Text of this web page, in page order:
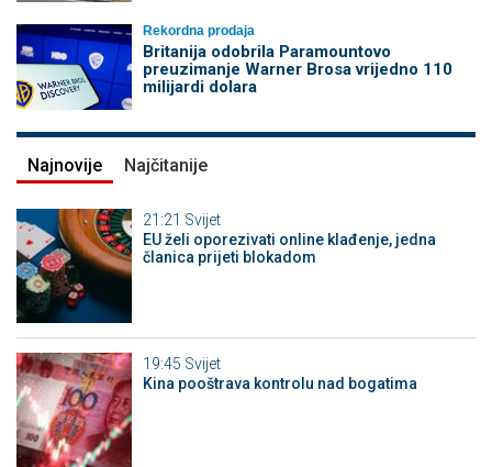
Rekordna prodaja
Britanija odobrila Paramountovo
preuzimanje Warner Brosa vrijedno 110
milijardi dolara
Najnovije Najčitanije
21:21 Svijet
EU želi oporezivati online klađenje, jedna
članica prijeti blokadom
19:45 Svijet
Kina pooštrava kontrolu nad bogatima